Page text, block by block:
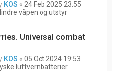
KOS « 24 Feb 2025 23:55
våpen og utstyr
Universal combat
KOS « 05 Oct 2024 19:53
luftvernbatterier